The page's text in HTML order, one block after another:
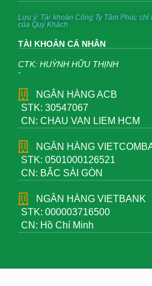
Lưu ý: Tài khoản Công Ty Tâm Phúc
của Quý Khách
TÀI KHOẢN CÁ NHÂN
CTK: HUỲNH HỮU THỊNH
-
NGÂN HÀNG ACB
STK: 30547067
CN: CHAU VAN LIEM HCM
NGÂN HÀNG
STK: 0501000126521
CN: BẮC SÀI GÒN
NGÂN HÀNG VIETBANK
STK: 000003716500
CN: Hồ Chí Minh